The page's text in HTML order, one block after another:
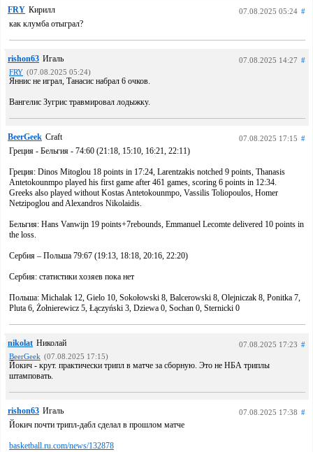
FRY Кирилл 07.08.2025 05:24 #
как клумба отыграл?
rishon63 Игаль 07.08.2025 14:27 #
FRY (07.08.2025 05:24)
Яннис не играл, Танасис набрал 6 очков.
Вангелис Зугрис травмировал лодыжку.
BeerGeek Craft 07.08.2025 17:15 #
Греция - Бельгия - 74:60 (21:18, 15:10, 16:21, 22:11)
Греция: Dinos Mitoglou 18 points in 17:24, Larentzakis notched 9 points, Thanasis
Antetokounmpo played his first game after 461 games, scoring 6 points in 12:34.
Greeks also played without Kostas Antetokounmpo, Vassilis Toliopoulos, Homer
Netzipoglou and Alexandros Nikolaidis.
Бельгия: Hans Vanwijn 19 points+7rebounds, Emmanuel Lecomte delivered 10 points in
the loss.
Сербия – Польша 79:67 (19:13, 18:18, 20:16, 22:20)
Сербия: статистики хозяев пока нет
Польша: Michalak 12, Gielo 10, Sokołowski 8, Balcerowski 8, Olejniczak 8, Ponitka 7,
Pluta 6, Żołnierewicz 5, Łączyński 3, Dziewa 0, Sochan 0, Sternicki 0
nikolat Николай 07.08.2025 17:23 #
BeerGeek (07.08.2025 17:15)
Йокич - крут. практически трипл в матче за сборную. Это не НБА триплы
штамповать.
rishon63 Игаль 07.08.2025 17:38 #
Йокич почти трипл-дабл сделал в прошлом матче
basketball.ru.com/news/132878